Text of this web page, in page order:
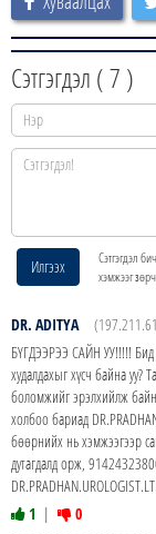
Сэтгэгдэл (7 )
Илгээх
Сэтгэгдэл
хэмжээг
DR. ADITYA
БҮГДЭЭРЭЭ САЙН УУ!!!!! Бид
худалдахыг хүсч байна уу?
боломжийг эрэлхийлж
холбоо бариад
бөөрнийх нь хэмжээгээр
дутагдалд орж,
1 | 0